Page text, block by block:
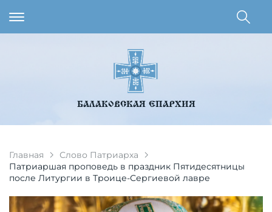
БАЛАКОВСКАЯ ЕПАРХИЯ
Главная
Слово Патриарха
Патриаршая проповедь в праздник Пятидесятницы
после Литургии в Троице-Сергиевой лавре